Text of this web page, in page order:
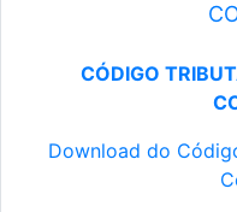
CÓDIGO
Download do